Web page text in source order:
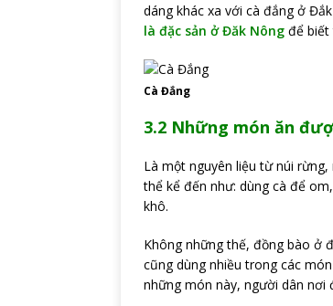
dáng khác xa với cà đắng ở
là đặc sản ở Đăk Nông để biết
Cà Đắng
3.2 Những món ăn
Là một nguyên liệu từ núi
thể kể đến như: dùng cà để
khô.
Không những thế, đồng bào ở
cũng dùng nhiều trong các
những món này, người dân nơi